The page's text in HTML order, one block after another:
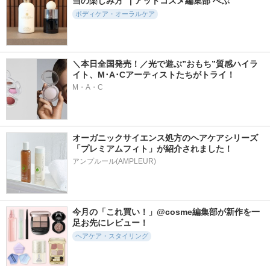
ボディケア・オーラルケア
＼本日全国発売！／光で遊ぶ”おもち”質感ハイラ
イト、M･A･Cアーティストたちがトライ！
M・A・C
オーガニックサイエンス処方のヘアケアシリーズ
「プレミアムフィト」が紹介されました！
アンプルール(AMPLEUR)
今月の「これ買い！」@cosme編集部が新作を一
足お先にレビュー！
ヘアケア・スタイリング